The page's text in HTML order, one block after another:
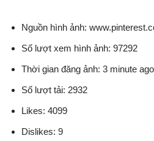
Nguồn hình ảnh:
Số lượt xem hình ảnh: 97292
Thời gian đăng ảnh: 3 minute ago
Số lượt tải: 2932
Likes: 4099
Dislikes: 9